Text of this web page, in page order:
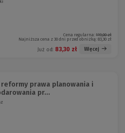
Cena regularna: 119,00 zł
Najniższa cena z 30 dni przed obniżką: 83,30 zł
Już od: 83,30 zł Więcej
prawa planowania i
pr...